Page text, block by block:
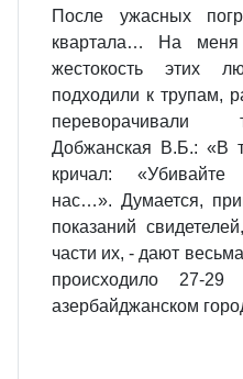
После ужасных
квартала… На меня
жестокость этих
подходили к трупам,
переворачивали
Добжанская В.Б.: «В
кричал:
нас…». Думается,
показаний
части их, - дают
происходило 27-
азербайджанском